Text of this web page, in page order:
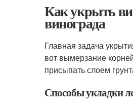
Как укрыть
винограда
Главная задача
вот вымерзание
присыпать слоем
Способы укладки